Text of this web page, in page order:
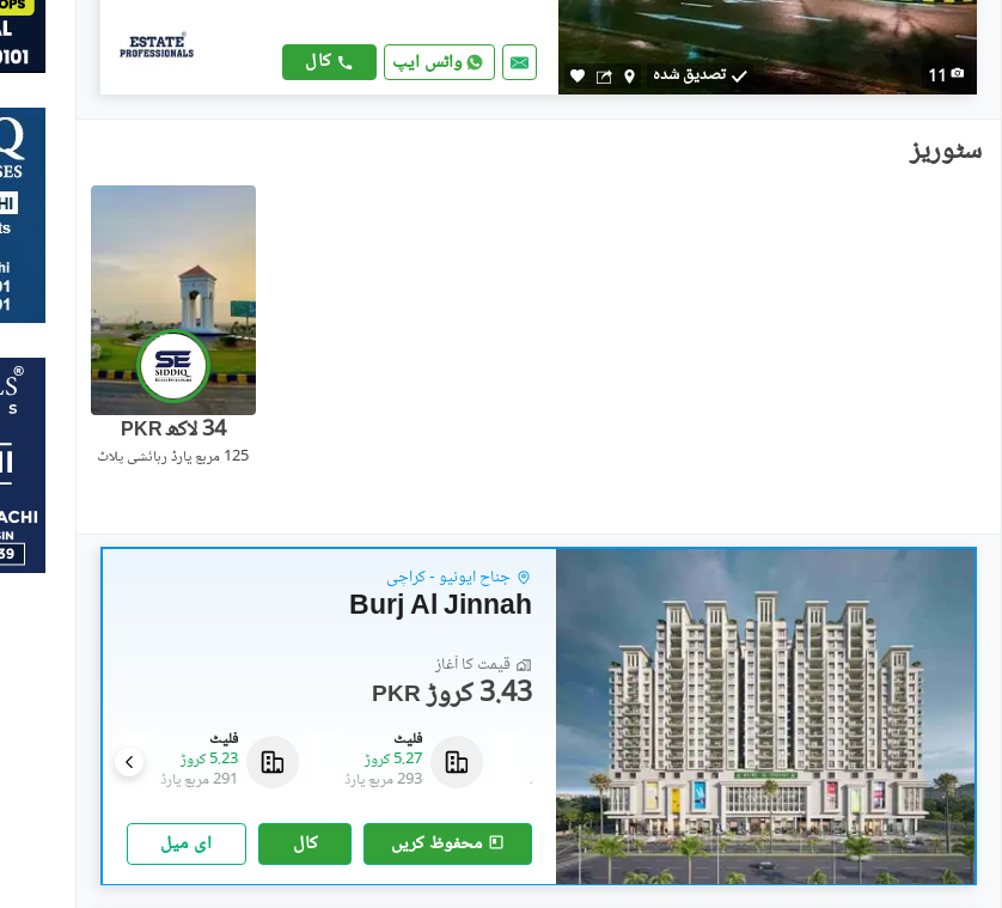
11 تصدیق شدہ واٹس ایپ کال
سٹوریز
PKR 34 لاکھ
125 مربع یارڈ رہائشی پلاٹ
جناح ایونیو - کراچی
Burj Al Jinnah
قیمت کا آغاز
PKR 3.43 کروڑ
فلیٹ
5.23 کروڑ
291 مربع یارڈ
فلیٹ
5.27 کروڑ
293 مربع یارڈ
فلیٹ
299 مربع یارڈ
محفوظ کریں کال ای میل